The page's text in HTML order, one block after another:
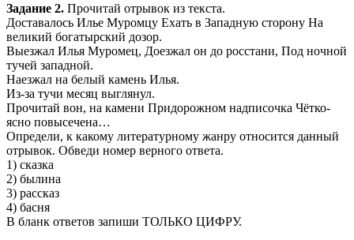
Задание 2. Прочитай отрывок из текста.
Доставалось Илье Муромцу Ехать в Западную сторону На
великий богатырский дозор.
Выезжал Илья Муромец, Доезжал он до росстани, Под ночной
тучей западной.
Наезжал на белый камень Илья.
Из-за тучи месяц выглянул.
Прочитай вон, на камени Придорожном надписочка Чётко-
ясно повысечена…
Определи, к какому литературному жанру относится данный
отрывок. Обведи номер верного ответа.
1) сказка
2) былина
3) рассказ
4) басня
В бланк ответов запиши ТОЛЬКО ЦИФРУ.